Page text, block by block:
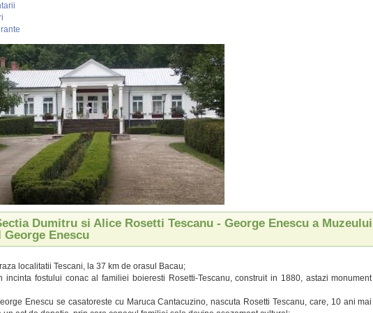
Dumitru si Alice Rosetti Tescanu - George Enescu a Muzeului
George Enescu
localitatii Tescani, la 37 km de orasul Bacau;
incinta fostului conac al familiei boieresti Rosetti-Tescanu, construit in 1880, astazi monument
Enescu se casatoreste cu Maruca Cantacuzino, nascuta Rosetti Tescanu, care, 10 ani mai